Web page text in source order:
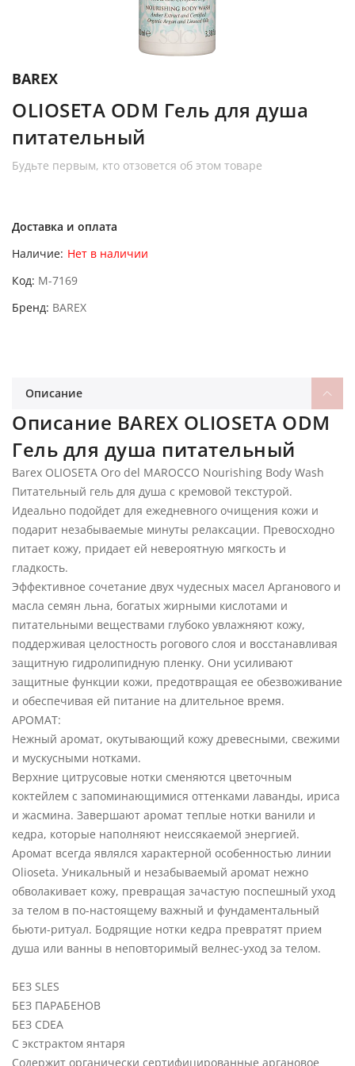
BAREX
OLIOSETA ODM Гель для душа
питательный
Будьте первым, кто отзовется об этом товаре
Доставка и оплата
Наличие: Нет в наличии
Код M-7169
Бренд BAREX
Описание
Описание BAREX OLIOSETA ODM
Гель для душа питательный
Barex OLIOSETA Oro del MAROCCO Nourishing Body Wash
Питательный гель для душа с кремовой текстурой.
Идеально подойдет для ежедневного очищения кожи и
подарит незабываемые минуты релаксации. Превосходно
питает кожу, придает ей невероятную мягкость и
гладкость.
Эффективное сочетание двух чудесных масел Арганового и
масла семян льна, богатых жирными кислотами и
питательными веществами глубоко увлажняют кожу,
поддерживая целостность рогового слоя и восстанавливая
защитную гидролипидную пленку. Они усиливают
защитные функции кожи, предотвращая ее обезвоживание
и обеспечивая ей питание на длительное время.
АРОМАТ:
Нежный аромат, окутывающий кожу древесными, свежими
и мускусными нотками.
Верхние цитрусовые нотки сменяются цветочным
коктейлем с запоминающимися оттенками лаванды, ириса
и жасмина. Завершают аромат теплые нотки ванили и
кедра, которые наполняют неиссякаемой энергией.
Аромат всегда являлся характерной особенностью линии
Olioseta. Уникальный и незабываемый аромат нежно
обволакивает кожу, превращая зачастую поспешный уход
за телом в по-настоящему важный и фундаментальный
бьюти-ритуал. Бодрящие нотки кедра превратят прием
душа или ванны в неповторимый велнес-уход за телом.
БЕЗ SLES
БЕЗ ПАРАБЕНОВ
БЕЗ CDEA
С экстрактом янтаря
Содержит органически сертифицированные аргановое